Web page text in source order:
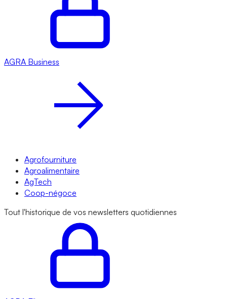
AGRA Business
Agrofourniture
Agroalimentaire
AgTech
Coop-négoce
Tout l'historique de vos newsletters quotidiennes